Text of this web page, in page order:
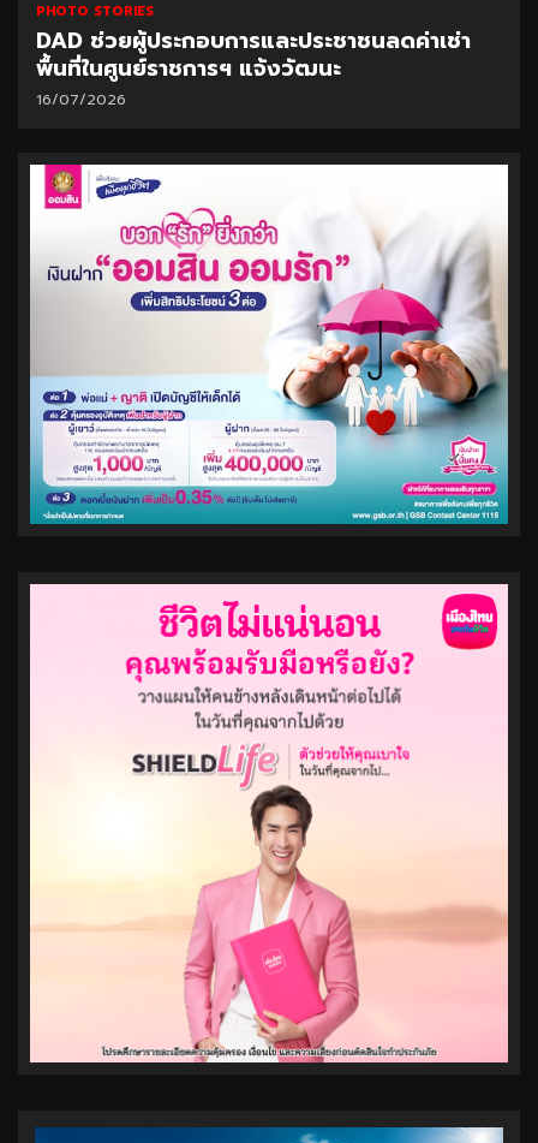
PHOTO STORIES
DAD ช่วยผู้ประกอบการและประชาชนลดค่าเช่า
พื้นที่ในศูนย์ราชการฯ แจ้งวัฒนะ
16/07/2026